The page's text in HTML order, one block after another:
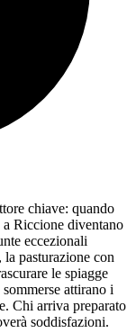
chiave: quando
Riccione diventano
eccezionali
pasturazione con
le spiagge
attirano i
Chi arriva preparato
soddisfazioni.